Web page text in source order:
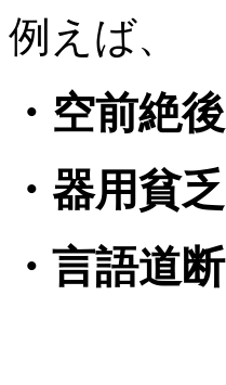
例えば、
・空前絶後
・器用貧乏
・言語道断